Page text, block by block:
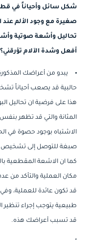
شكل سائل وأحياناً في
صغيرة مع وجود الألم عند
تحاليل وأشعة صوتية
أفعل وشدة الآلام تؤرقني؟
يبدو من أعراضك
حالبية قد يصعب أحياناً
هذا على فرضية ان تحاليل
المثانة والتي قد تظهر
الاشتباه بوجود حصوة في
صبغة للتوصل إلى تشخيص
كما ان الاشعة المقطعية
مكان العملية والتأكد من
قد تكون عائدة للعملية،
طبيعية يتوجب إجراء تنظير
قد تسبب أعراضك هذه.